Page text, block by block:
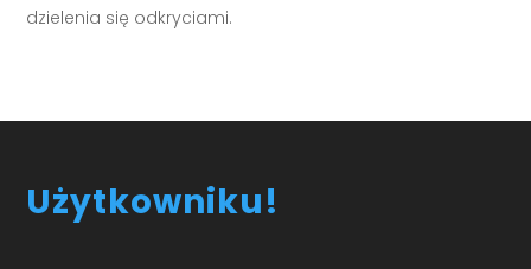
dzielenia się odkryciami.
Użytkowniku!